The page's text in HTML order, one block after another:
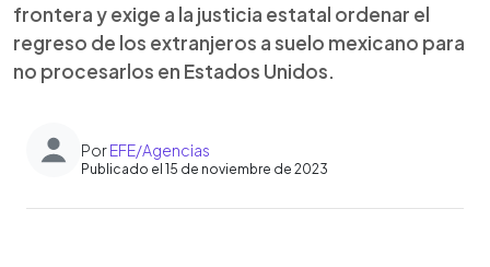
frontera y exige a la justicia estatal ordenar el
regreso de los extranjeros a suelo mexicano para
no procesarlos en Estados Unidos.
PorEFE/Agencias
Publicado el 15 de noviembre de 2023